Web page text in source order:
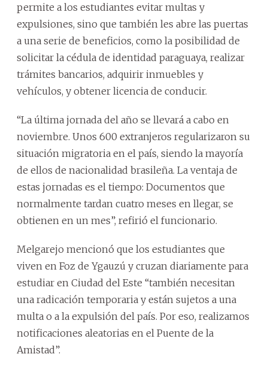
permite a los estudiantes evitar multas y
expulsiones, sino que también les abre las puertas
a una serie de beneficios, como la posibilidad de
solicitar la cédula de identidad paraguaya, realizar
trámites bancarios, adquirir inmuebles y
vehículos, y obtener licencia de conducir.
“La última jornada del año se llevará a cabo en
noviembre. Unos 600 extranjeros regularizaron su
situación migratoria en el país, siendo la mayoría
de ellos de nacionalidad brasileña. La ventaja de
estas jornadas es el tiempo: Documentos que
normalmente tardan cuatro meses en llegar, se
obtienen en un mes”, refirió el funcionario.
Melgarejo mencionó que los estudiantes que
viven en Foz de Ygauzú y cruzan diariamente para
estudiar en Ciudad del Este “también necesitan
una radicación temporaria y están sujetos a una
multa o a la expulsión del país. Por eso, realizamos
notificaciones aleatorias en el Puente de la
Amistad”.